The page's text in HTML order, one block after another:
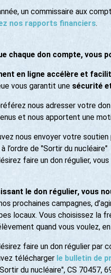
un commissaire aux
nos rapports financiers.
chaque don compte, vous
en ligne accélère et
vous garantit une sécurité
nous adresser votre
et nous apportent une
nous envoyer votre soutien
l’ordre de "Sortir du nucléaire"
faire un don régulier,
le don régulier, vous
prochaines campagnes,
locaux. Vous choisissez la
quand vous voulez,
faire un don régulier par
télécharger le bulletin de
du nucléaire", CS 70457,